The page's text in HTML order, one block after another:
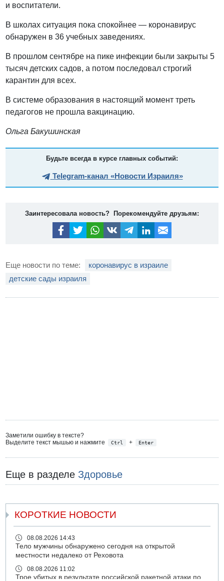
и воспитатели.
В школах ситуация пока спокойнее — коронавирус
обнаружен в 36 учебных заведениях.
В прошлом сентябре на пике инфекции были закрыты 5
тысяч детских садов, а потом последовал строгий
карантин для всех.
В системе образования в настоящий момент треть
педагогов не прошла вакцинацию.
Ольга Бакушинская
Будьте всегда в курсе главных событий:
Telegram-канал «Новости Израиля»
Заинтересовала новость? Порекомендуйте друзьям:
Еще новости по теме:
коронавирус в израиле
детские сады израиля
Заметили ошибку в тексте?
Выделите текст мышью и нажмите
Ctrl + Enter
Еще в разделе Здоровье
КОРОТКИЕ НОВОСТИ
08.08.2026 14:43
Тело мужчины обнаружено сегодня на открытой
местности недалеко от Реховота
08.08.2026 11:02
Трое убитых в результате российской ракетной атаки по